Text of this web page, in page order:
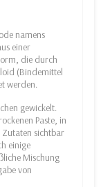
namens
einer
die durch
(Bindemittel
werden.
gewickelt.
Paste, in
Zutaten sichtbar
einige
Mischung
von